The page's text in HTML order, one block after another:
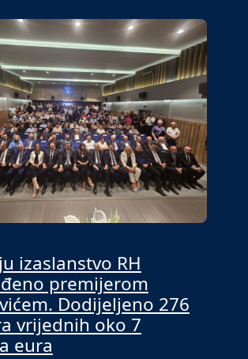
izaslanstvo RH
premijerom
Dodijeljeno 276
vrijednih oko 7
eura